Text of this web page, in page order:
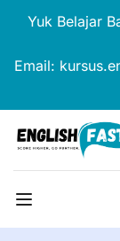
Yuk Belajar
Email: